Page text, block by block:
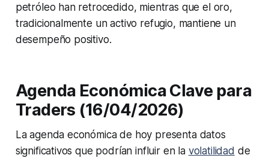
petróleo han retrocedido, mientras que el oro,
tradicionalmente un activo refugio, mantiene un
desempeño positivo.
Agenda Económica Clave para
Traders (16/04/2026)
La agenda económica de hoy presenta datos
significativos que podrían influir en la volatilidad de